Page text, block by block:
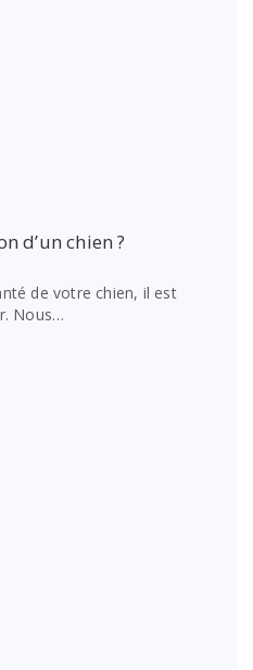
d’un chien ?
de votre chien, il est
Nous…